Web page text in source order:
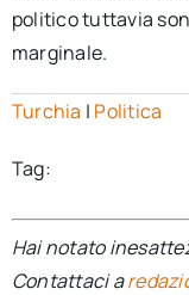
politico tuttavia
marginale.
Turchia | Politica
Tag:
Hai notato
Contattaci a